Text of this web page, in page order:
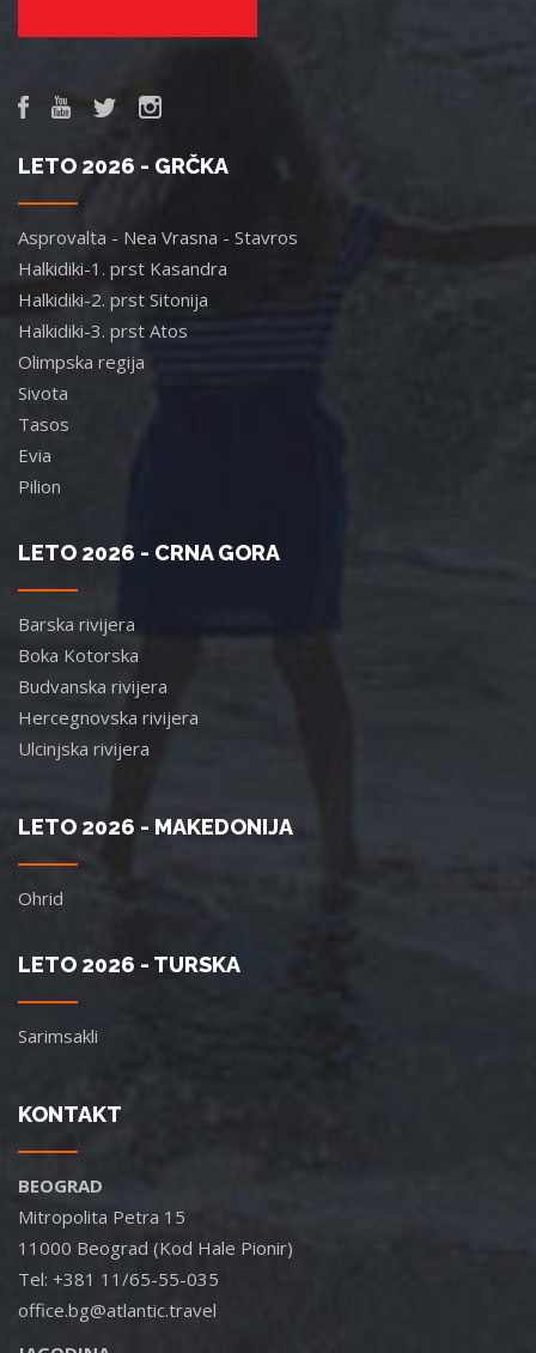
LETO 2026 - GRČKA
Asprovalta - Nea Vrasna - Stavros
Halkidiki-1. prst Kasandra
Halkidiki-2. prst Sitonija
Halkidiki-3. prst Atos
Olimpska regija
Sivota
Tasos
Evia
Pilion
LETO 2026 - CRNA GORA
Barska rivijera
Boka Kotorska
Budvanska rivijera
Hercegnovska rivijera
Ulcinjska rivijera
LETO 2026 - MAKEDONIJA
Ohrid
LETO 2026 - TURSKA
Sarimsakli
KONTAKT
BEOGRAD
Mitropolita Petra 15
11000 Beograd (Kod Hale Pionir)
Tel: +381 11/65-55-035
office.bg@atlantic.travel